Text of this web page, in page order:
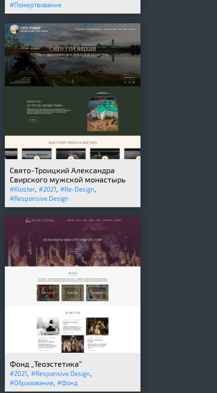
#Пожертвование
Свято-Троицкий Александра
Свирского мужской монастырь
#Kloster, #2021, #Re-Design,
#Responsive Design
Фонд „Теоэстетика“
#2021, #Responsive Design,
#Образование, #Фонд